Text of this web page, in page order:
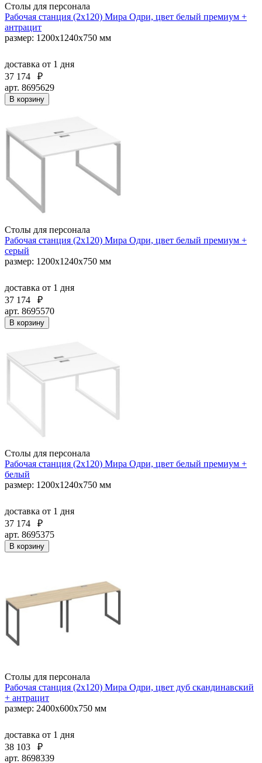
Столы для персонала
Рабочая станция (2х120) Мира Одри, цвет белый премиум +
антрацит
размер: 1200x1240x750 мм
доставка от 1 дня
37 174
₽
арт. 8695629
В корзину
Столы для персонала
Рабочая станция (2х120) Мира Одри, цвет белый премиум +
серый
размер: 1200x1240x750 мм
доставка от 1 дня
37 174
₽
арт. 8695570
В корзину
Столы для персонала
Рабочая станция (2х120) Мира Одри, цвет белый премиум +
белый
размер: 1200x1240x750 мм
доставка от 1 дня
37 174
₽
арт. 8695375
В корзину
Столы для персонала
Рабочая станция (2х120) Мира Одри, цвет дуб скандинавский
+ антрацит
размер: 2400x600x750 мм
доставка от 1 дня
38 103
₽
арт. 8698339